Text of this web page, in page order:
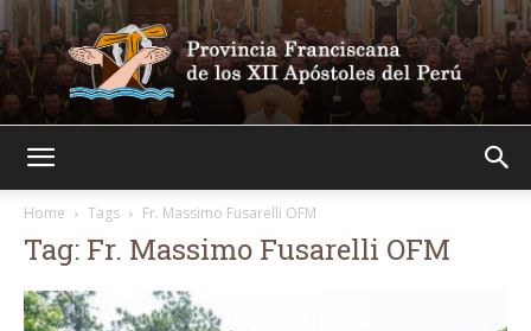
Home
Tags Fr. Massimo Fusarelli OFM
Tag: Fr. Massimo Fusarelli OFM